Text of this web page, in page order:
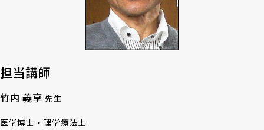
担当講師
竹内 義享先生
医学博士・理学療法士